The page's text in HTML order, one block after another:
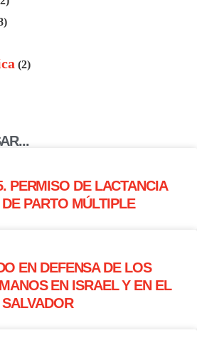
(2)
PERMISO DE LACTANCIA
PARTO MÚLTIPLE
EN DEFENSA DE LOS
EN ISRAEL Y EN EL
SALVADOR